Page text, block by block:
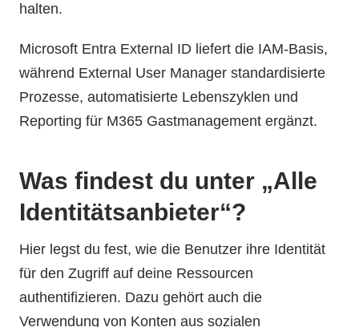
halten.
Microsoft Entra External ID liefert die IAM-Basis,
während External User Manager standardisierte
Prozesse, automatisierte Lebenszyklen und
Reporting für M365 Gastmanagement ergänzt.
Was findest du unter „Alle
Identitätsanbieter“?
Hier legst du fest, wie die Benutzer ihre Identität
für den Zugriff auf deine Ressourcen
authentifizieren. Dazu gehört auch die
Verwendung von Konten aus sozialen